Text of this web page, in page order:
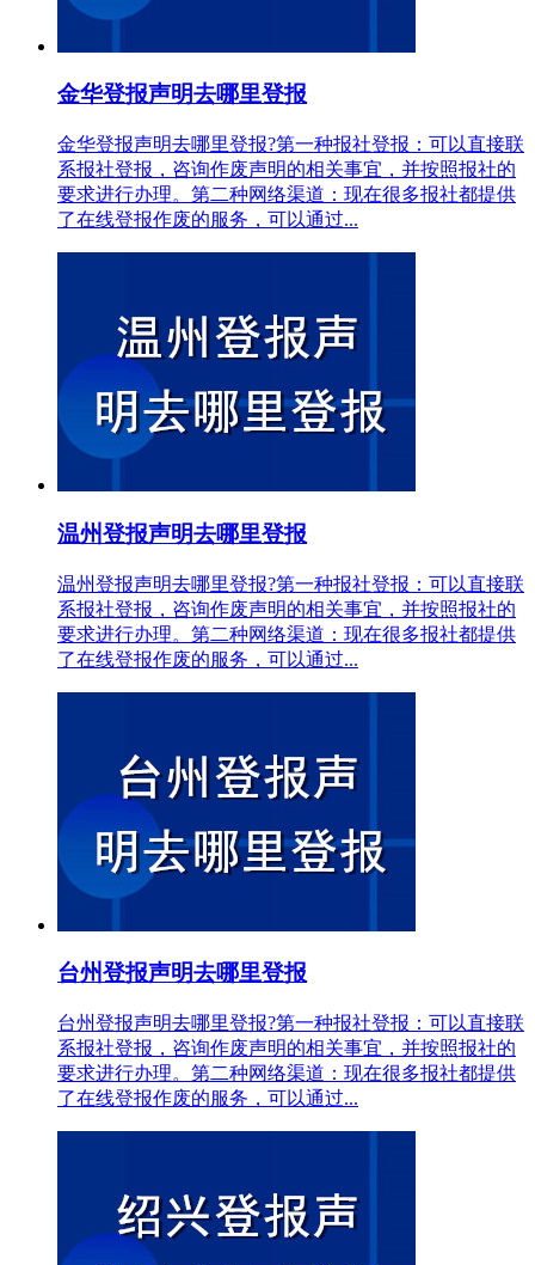
金华登报声明去哪里登报
金华登报声明去哪里登报?第一种报社登报：可以直接联
系报社登报，咨询作废声明的相关事宜，并按照报社的
要求进行办理。第二种网络渠道：现在很多报社都提供
了在线登报作废的服务，可以通过...
温州登报声明去哪里登报
温州登报声明去哪里登报?第一种报社登报：可以直接联
系报社登报，咨询作废声明的相关事宜，并按照报社的
要求进行办理。第二种网络渠道：现在很多报社都提供
了在线登报作废的服务，可以通过...
台州登报声明去哪里登报
台州登报声明去哪里登报?第一种报社登报：可以直接联
系报社登报，咨询作废声明的相关事宜，并按照报社的
要求进行办理。第二种网络渠道：现在很多报社都提供
了在线登报作废的服务，可以通过...